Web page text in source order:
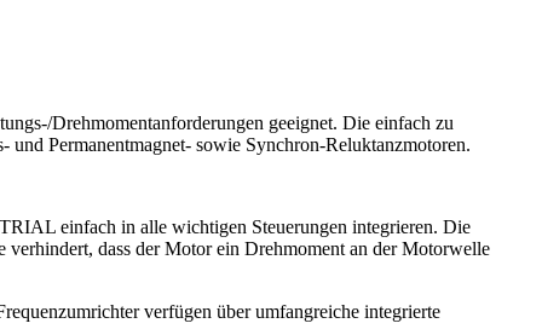
Drehmomentanforderungen geeignet. Die einfach zu
Permanentmagnet- sowie Synchron-Reluktanzmotoren.
einfach in alle wichtigen Steuerungen integrieren. Die
dass der Motor ein Drehmoment an der Motorwelle
verfügen über umfangreiche integrierte